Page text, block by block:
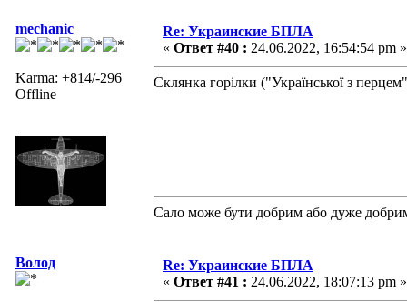
mechanic
Karma: +814/-296
Offline
Re: Украинские БПЛА
« Ответ #40 : 24.06.2022, 16:54:54 pm »
Склянка горілки ("Української з
Сало може бути добрим або дуже
Волод
Re: Украинские БПЛА
« Ответ #41 : 24.06.2022, 18:07:13 pm »